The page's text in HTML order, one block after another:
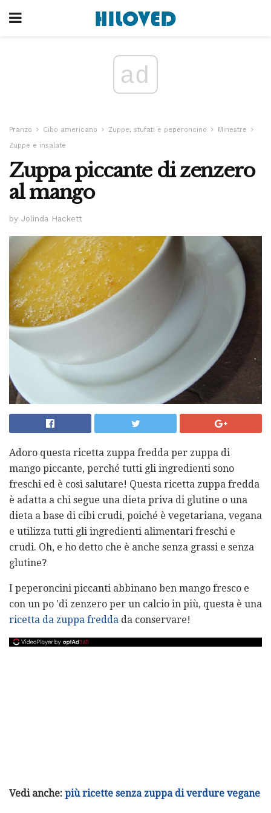
ad
Pranzo Cibo americano Zuppe, stufati e peperoncino
Minestre
Zuppe e insalate
Zuppa piccante di zenzero
al mango
by Jolinda Hackett
Adoro questa ricetta zuppa fredda per zuppa di
mango piccante, perché tutti gli ingredienti sono
freschi ed è così salutare! Questa ricetta zuppa fredda
è adatta a chi segue una dieta priva di glutine o una
dieta a base di cibi crudi, poiché è vegetariana, vegana
e utilizza tutti gli ingredienti alimentari freschi e
crudi. Oh, e ho detto che è anche senza grassi e senza
glutine?
I peperoncini piccanti abbinano ben mango fresco e
con un po 'di zenzero per un calcio in più, questa è una
ricetta da zuppa fredda da conservare!
Vedi anche: più ricette senza zuppa di verdure vegane